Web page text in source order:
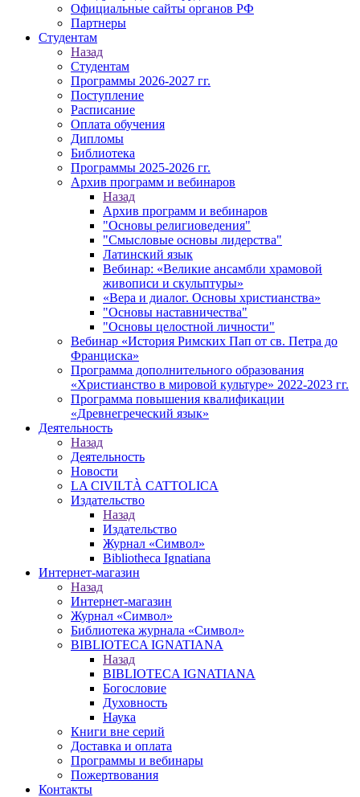
Официальные сайты органов РФ
Партнеры
Студентам
Назад
Студентам
Программы 2026-2027 гг.
Поступление
Расписание
Оплата обучения
Дипломы
Библиотека
Программы 2025-2026 гг.
Архив программ и вебинаров
Назад
Архив программ и вебинаров
"Основы религиоведения"
"Смысловые основы лидерства"
Латинский язык
Вебинар: «Великие ансамбли храмовой
живописи и скульптуры»
«Вера и диалог. Основы христианства»
"Основы наставничества"
"Основы целостной личности"
Вебинар «История Римских Пап от св. Петра до
Франциска»
Программа дополнительного образования
«Христианство в мировой культуре» 2022-2023 гг.
Программа повышения квалификации
«Древнегреческий язык»
Деятельность
Назад
Деятельность
Новости
LA CIVILTÀ CATTOLICA
Издательство
Назад
Издательство
Журнал «Символ»
Bibliotheca Ignatiana
Интернет-магазин
Назад
Интернет-магазин
Журнал «Символ»
Библиотека журнала «Символ»
BIBLIOTECA IGNATIANA
Назад
BIBLIOTECA IGNATIANA
Богословие
Духовность
Наука
Книги вне серий
Доставка и оплата
Программы и вебинары
Пожертвования
Контакты